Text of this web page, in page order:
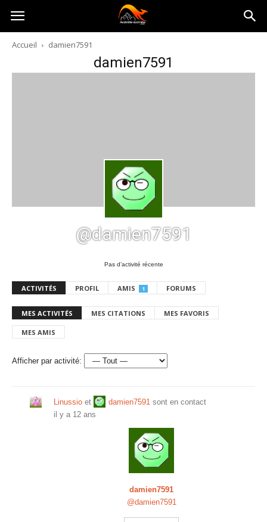
Australia-
australie.com
Accueil damien7591
damien7591
@damien7591
Pas d’activité récente
ACTIVITÉS PROFIL AMIS 1 FORUMS
MES ACTIVITÉS MES CITATIONS MES FAVORIS
MES AMIS
Afficher par activité:
Linussio et damien7591 sont en contact
il y a 12 ans
damien7591
@damien7591